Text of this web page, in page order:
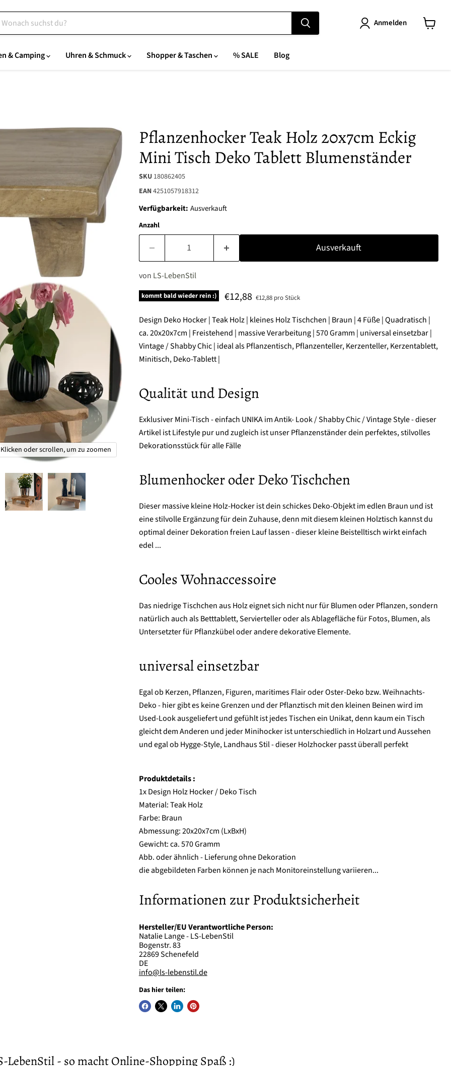
Anmelden
& Camping
Uhren & Schmuck Shopper & Taschen % SALE Blog
Klicken oder scrollen, um zu zoomen
Pflanzenhocker Teak Holz 20x7cm Eckig
Mini Tisch Deko Tablett Blumenständer
SKU 180862405
EAN4251057918312
Verfügbarkeit: Ausverkauft
Anzahl
Ausverkauft
von LS-LebenStil
kommt bald wieder rein :) Aktueller Preis
€12,88 €12,88 pro Stück
Design Deko Hocker | Teak Holz | kleines Holz Tischchen | Braun | 4 Füße | Quadratisch |
ca. 20x20x7cm | Freistehend | massive Verarbeitung | 570 Gramm | universal einsetzbar |
Vintage / Shabby Chic | ideal als Pflanzentisch, Pflanzenteller, Kerzenteller, Kerzentablett,
Minitisch, Deko-Tablett |
Qualität und Design
Exklusiver Mini-Tisch - einfach UNIKA im Antik- Look / Shabby Chic / Vintage Style - dieser
Artikel ist Lifestyle pur und zugleich ist unser Pflanzenständer dein perfektes, stilvolles
Dekorationsstück für alle Fälle
Blumenhocker oder Deko Tischchen
Dieser massive kleine Holz-Hocker ist dein schickes Deko-Objekt im edlen Braun und ist
eine stilvolle Ergänzung für dein Zuhause, denn mit diesem kleinen Holztisch kannst du
optimal deiner Dekoration freien Lauf lassen - dieser kleine Beistelltisch wirkt einfach
edel ...
Cooles Wohnaccessoire
Das niedrige Tischchen aus Holz eignet sich nicht nur für Blumen oder Pflanzen, sondern
natürlich auch als Betttablett, Servierteller oder als Ablagefläche für Fotos, Blumen, als
Untersetzter für Pflanzkübel oder andere dekorative Elemente.
universal einsetzbar
Egal ob Kerzen, Pflanzen, Figuren, maritimes Flair oder Oster-Deko bzw. Weihnachts-
Deko - hier gibt es keine Grenzen und der Pflanztisch mit den kleinen Beinen wird im
Used-Look ausgeliefert und gefühlt ist jedes Tischen ein Unikat, denn kaum ein Tisch
gleicht dem Anderen und jeder Minihocker ist unterschiedlich in Holzart und Aussehen
und egal ob Hygge-Style, Landhaus Stil - dieser Holzhocker passt überall perfekt
Produktdetails :
1x Design Holz Hocker / Deko Tisch
Material: Teak Holz
Farbe: Braun
Abmessung: 20x20x7cm (LxBxH)
Gewicht: ca. 570 Gramm
Abb. oder ähnlich - Lieferung ohne Dekoration
die abgebildeten Farben können je nach Monitoreinstellung variieren...
Informationen zur Produktsicherheit
Hersteller/EU Verantwortliche Person:
Natalie Lange - LS-LebenStil
Bogenstr. 83
22869 Schenefeld
DE
info@ls-lebenstil.de
Das hier teilen:
LebenStil - so macht Online-Shopping Spaß :)